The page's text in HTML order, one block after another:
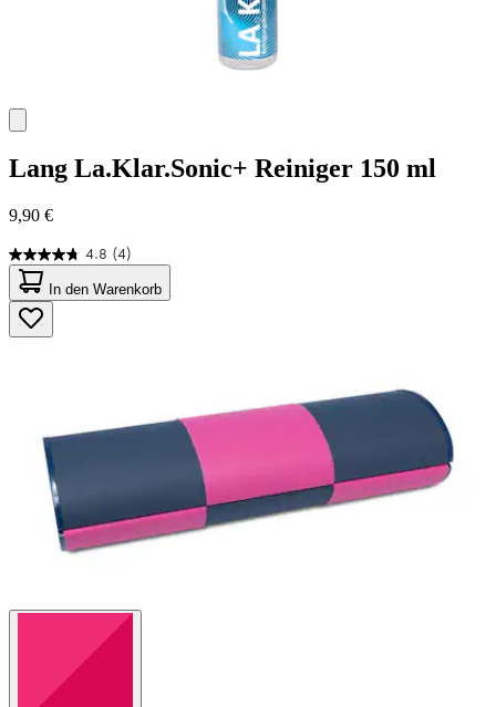
Lang La.Klar.Sonic+ Reiniger 150 ml
9,90 €
4.8 (4)
4.8
von
5
Sternen.
4
In den Warenkorb